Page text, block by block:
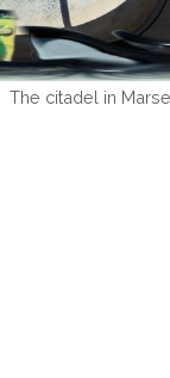
The citadel in